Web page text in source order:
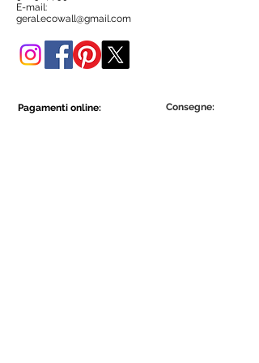
negozio online.
E-mail:
geral.ecowall@gmail.com
Pagamenti online: Consegne: